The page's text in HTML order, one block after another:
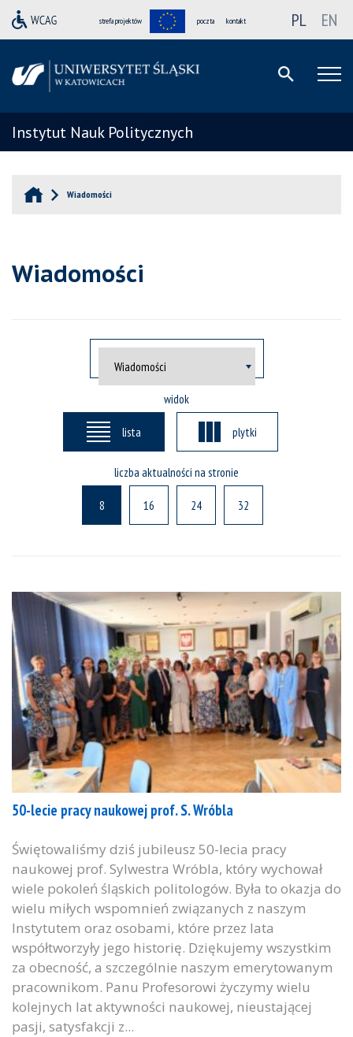
strefa projektów poczta kontakt PL EN
Instytut Nauk Politycznych
Wiadomości
Wiadomości
widok
lista plytki
liczba aktualności na stronie
8 16 24 32
50-lecie pracy naukowej prof. S. Wróbla
Świętowaliśmy dziś jubileusz 50-lecia pracy
naukowej prof. Sylwestra Wróbla, który wychował
wiele pokoleń śląskich politologów. Była to okazja do
wielu miłych wspomnień związanych z naszym
Instytutem oraz osobami, które przez lata
współtworzyły jego historię. Dziękujemy wszystkim
za obecność, a szczególnie naszym emerytowanym
pracownikom. Panu Profesorowi życzymy wielu
kolejnych lat aktywności naukowej, nieustającej
pasji, satysfakcji z...